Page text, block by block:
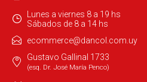
Lunes a viernes 8 a 19 hs
Sábados de 8 a 14 hs
ecommerce@dancol.com.uy
Gustavo Gallinal 1733
(esq. Dr. José María Penco)